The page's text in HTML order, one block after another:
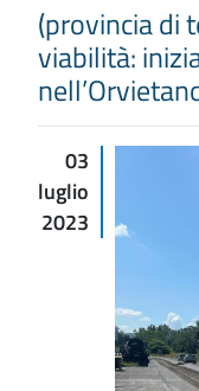
(provincia di
viabilità:
03
luglio
2023